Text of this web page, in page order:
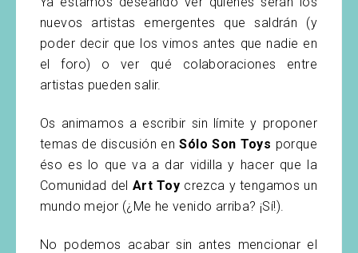
nuevos artistas emergentes que saldrán (y
poder decir que los vimos antes que nadie en
el foro) o ver qué colaboraciones entre
artistas pueden salir.
Os animamos a escribir sin límite y proponer
temas de discusión enSólo Son Toys porque
éso es lo que va a dar vidilla y hacer que la
Comunidad del Art Toy crezca y tengamos un
mundo mejor (¿Me he venido arriba? ¡Sí!).
No podemos acabar sin antes mencionar el